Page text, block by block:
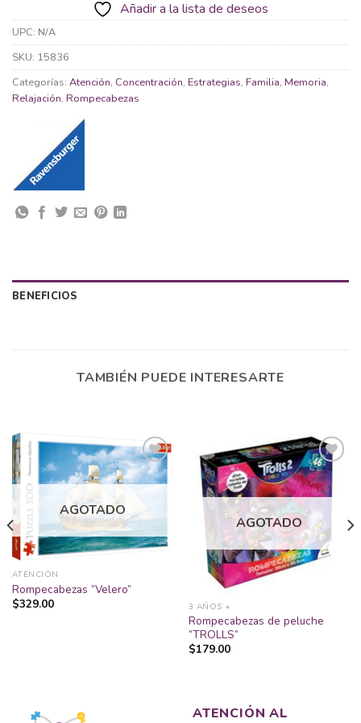
Añadir a la lista de deseos
UPC: N/A
SKU: 15836
Categorías: Atención, Concentración, Estrategias, Familia, Memoria,
Relajación, Rompecabezas
BENEFICIOS
TAMBIÉN PUEDE INTERESARTE
a la
lista
de
deseos
AGOTADO
ATENCIÓN
Rompecabezas “Velero”
$329.00
a la
lista
de
deseos
AGOTADO
3 AÑOS +
Rompecabezas de peluche
“TROLLS”
$179.00
ATENCIÓN AL